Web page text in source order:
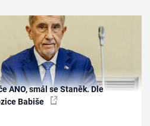
ANO, smál se Staněk. Dle
Babiše